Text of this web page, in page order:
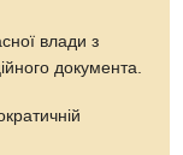
влади з
документа.